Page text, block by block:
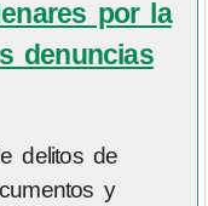
por la
denuncias
delitos de
y